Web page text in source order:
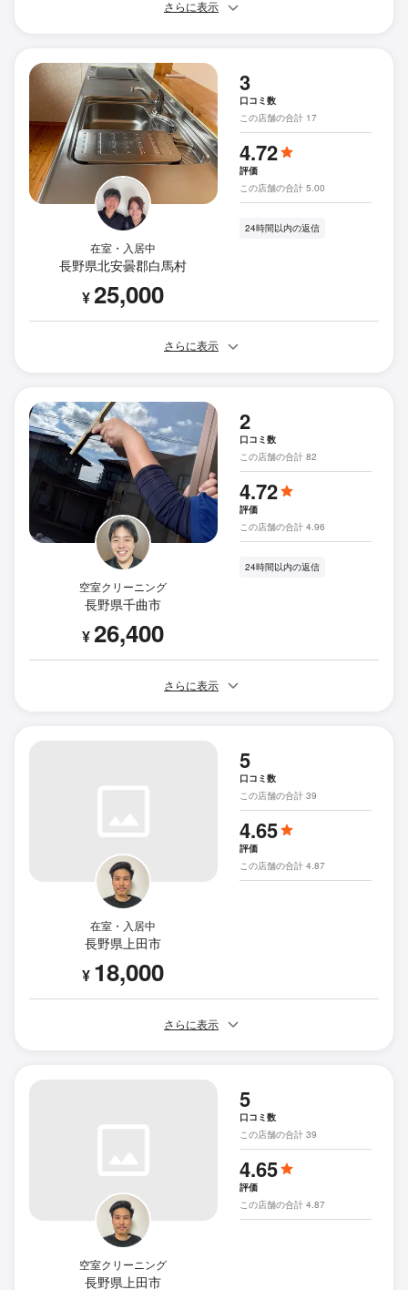
さらに表示
在室・入居中
長野県北安曇郡白馬村
¥25,000
3
口コミ数
この店舗の合計 17
4.72
評価
この店舗の合計 5.00
24時間以内の返信
さらに表示
空室クリーニング
長野県千曲市
¥26,400
2
口コミ数
この店舗の合計 82
4.72
評価
この店舗の合計 4.96
24時間以内の返信
さらに表示
在室・入居中
長野県上田市
¥ 18,000
5
口コミ数
この店舗の合計 39
4.65
評価
この店舗の合計 4.87
さらに表示
空室クリーニング
長野県上田市
5
口コミ数
この店舗の合計 39
4.65
評価
この店舗の合計 4.87